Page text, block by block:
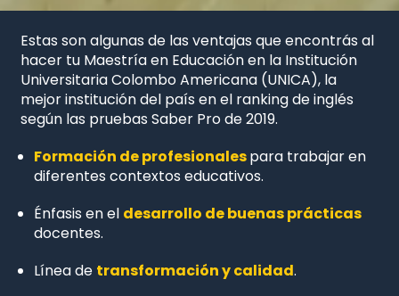
Estas son algunas de las ventajas que encontrás al
hacer tu Maestría en Educación en la Institución
Universitaria Colombo Americana (UNICA), la
mejor institución del país en el ranking de inglés
según las pruebas Saber Pro de 2019.
Formación de profesionalespara trabajar en
diferentes contextos educativos.
Énfasis en el desarrollo de buenas prácticas
docentes.
Línea de transformación y calidad.